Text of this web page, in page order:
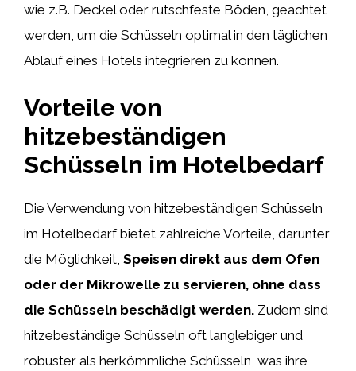
wie z.B. Deckel oder rutschfeste Böden, geachtet
werden, um die Schüsseln optimal in den täglichen
Ablauf eines Hotels integrieren zu können.
Vorteile von
hitzebeständigen
Schüsseln im Hotelbedarf
Die Verwendung von hitzebeständigen Schüsseln
im Hotelbedarf bietet zahlreiche Vorteile, darunter
die Möglichkeit, Speisen direkt aus dem Ofen
oder der Mikrowelle zu servieren, ohne dass
die Schüsseln beschädigt werden. Zudem sind
hitzebeständige Schüsseln oft langlebiger und
robuster als herkömmliche Schüsseln, was ihre